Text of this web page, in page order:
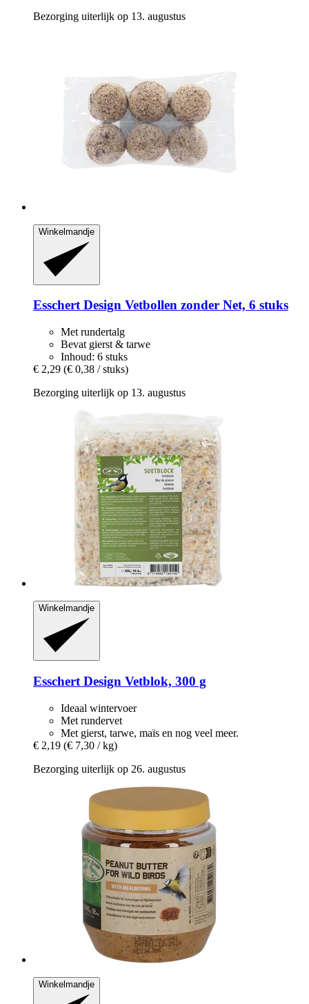
Bezorging uiterlijk op 13. augustus
Winkelmandje
Esschert Design Vetbollen zonder Net, 6 stuks
Met rundertalg
Bevat gierst & tarwe
Inhoud: 6 stuks
€ 2,29 (€ 0,38 / stuks)
Bezorging uiterlijk op 13. augustus
Winkelmandje
Esschert Design Vetblok, 300 g
Ideaal wintervoer
Met rundervet
Met gierst, tarwe, maïs en nog veel meer.
€ 2,19 (€ 7,30 / kg)
Bezorging uiterlijk op 26. augustus
Winkelmandje